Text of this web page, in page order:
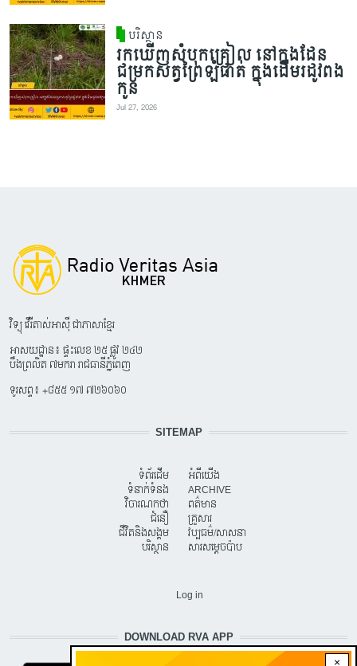
បរិស្ថាន
រកឃើញសំបុកគ្រៀល នៅក្នុងដែន
ជម្រកសត្វព្រៃឡំផាត់ ក្នុងដើមរដូវពង
កូន
Jul 27, 2026
វិទ្យុ វើរីតាស់អាស៊ី ជាភាសាខ្មែរ
អាសយដ្ឋាន៖ ផ្ទះលេខ ២៥ ផ្លូវ ២៤២
បឹងព្រលិត ៧មករា រាជធានីភ្នំពេញ
ទូរសព្ទ៖ +៨៥៥ ១៧ ៧២៦០៦០
SITEMAP
ទំព័រដើម
ទំនាក់ទំនង
វិចារណកថា
ជំនឿ
ជីវិតនិងសង្គម
បរិស្ថាន
អំពីយើង
ARCHIVE
ពត៌មាន
គ្រួសារ
វប្បធម៌/សាសនា
សារសម្តេចប៉ាប
Log in
DOWNLOAD RVA APP